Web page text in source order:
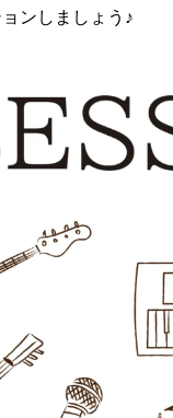
ンしましょう♪